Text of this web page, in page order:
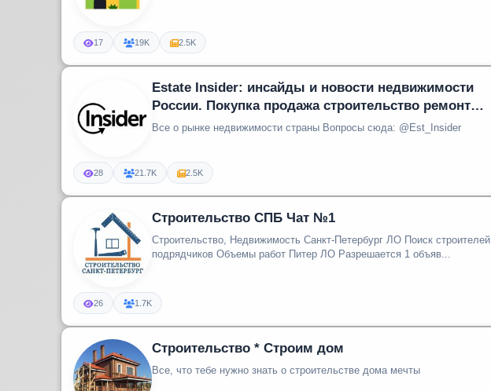
17 19K 2.5K
Estate Insider: инсайды и новости недвижимости
России. Покупка продажа строительство ремонт
квартиры
Все о рынке недвижимости страны Вопросы сюда: @Est_Insider
28 21.7K 2.5K
Строительство СПБ Чат №1
Строительство, Недвижимость Санкт-Петербург ЛО Поиск строителей,
подрядчиков Объемы работ Питер ЛО Разрешается 1 объяв...
26 1.7K
Строительство * Строим дом
Все, что тебе нужно знать о строительстве дома мечты